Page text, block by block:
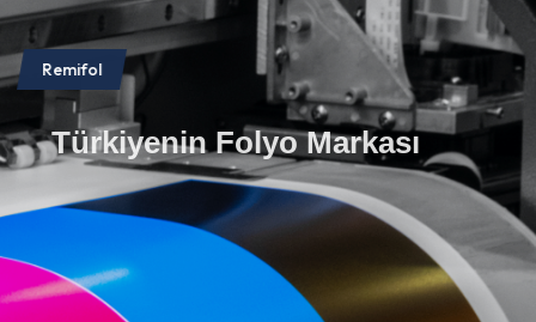
Remifol
Türkiyenin Folyo Markası